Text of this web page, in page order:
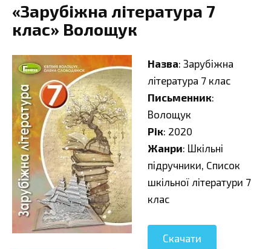
«Зарубіжна література 7
клас» Волощук
Назва: Зарубіжна
література 7 клас
Письменник:
Волощук
Рік: 2020
Жанри: Шкільні
підручники, Cписок
шкільної літератури 7
клас
Скачати